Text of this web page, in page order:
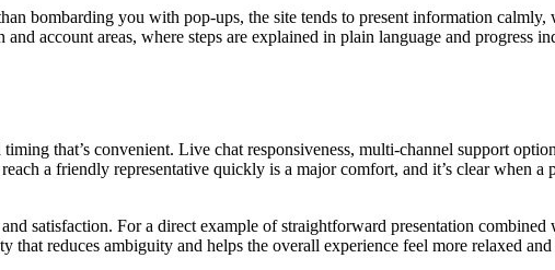
bombarding you with pop-ups, the site tends to present information
account areas, where steps are explained in plain language and progress
that’s convenient. Live chat responsiveness, multi-channel support
a friendly representative quickly is a major comfort, and it’s clear when a
satisfaction. For a direct example of straightforward presentation
that reduces ambiguity and helps the overall experience feel more relaxed